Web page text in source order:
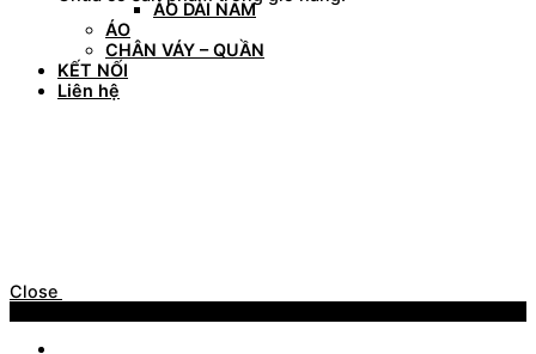
ÁO DÀI NAM
ÁO
CHÂN VÁY – QUẦN
KẾT NỐI
Liên hệ
Close